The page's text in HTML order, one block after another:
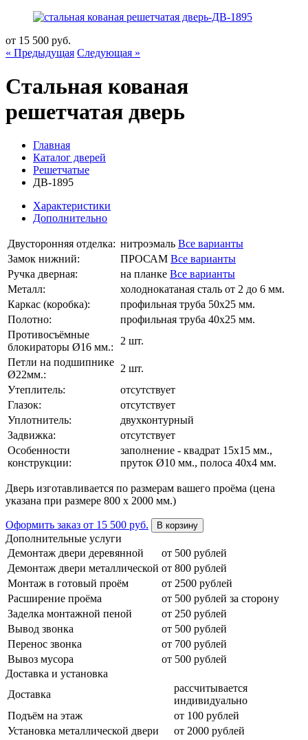
от 15 500 руб.
« Предыдущая Следующая »
Стальная кованая
решетчатая дверь
Главная
Каталог дверей
Решетчатые
ДВ-1895
Характеристики
Дополнительно
Двусторонняя отделка: нитроэмаль Все варианты
Замок нижний:
ПРОСАМ Все варианты
Ручка дверная:
на планке Все варианты
Металл:
холоднокатаная сталь от 2 до 6 мм.
Каркас (коробка):
профильная труба 50х25 мм.
Полотно:
профильная труба 40х25 мм.
Противосъёмные
блокираторы Ø16 мм.:
2 шт.
Петли на подшипнике
Ø22мм.:
2 шт.
Утеплитель:
отсутствует
Глазок:
отсутствует
Уплотнитель:
двухконтурный
Задвижка:
отсутствует
Особенности
конструкции:
заполнение - квадрат 15х15 мм.,
пруток Ø10 мм., полоса 40х4 мм.
Дверь изготавливается по размерам вашего проёма (цена
указана при размере 800 х 2000 мм.)
Оформить заказ от 15 500 руб. В корзину
Дополнительные услуги
Демонтаж двери деревянной
от 500 рублей
Демонтаж двери металлической от 800 рублей
Монтаж в готовый проём
от 2500 рублей
Расширение проёма
от 500 рублей за сторону
Заделка монтажной пеной
от 250 рублей
Вывод звонка
от 500 рублей
Перенос звонка
от 700 рублей
Вывоз мусора
от 500 рублей
Доставка и установка
Доставка
рассчитывается
индивидуально
Подъём на этаж
от 100 рублей
Установка металлической двери
от 2000 рублей